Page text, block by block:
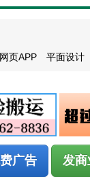
网页APP 平面设计
广告 发商